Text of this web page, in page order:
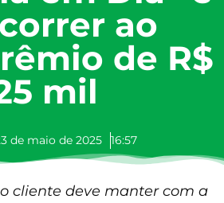
ao
de R$
mil
de maio de 2025 16:57
cliente deve manter com a